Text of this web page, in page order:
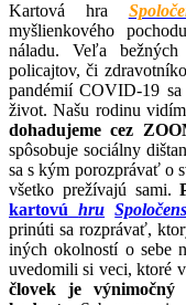
Kartová hra
myšlienkového
náladu. Veľa
policajtov, či
pandémií COVID-19
život. Našu rodinu
dohadujeme cez
spôsobuje sociálny
sa s kým porozprávať o
všetko prežívajú sami.
kartovúhru
prinúti sa rozprávať,
iných okolností o sebe
uvedomili si veci, ktoré
človek je